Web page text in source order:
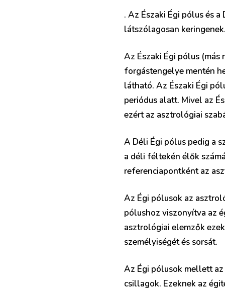
. Az Északi Égi pólus és
látszólagosan
Az Északi Égi pólus
forgástengelye mentén
látható. Az Északi Égi
periódus alatt. Mivel az
ezért az asztrológiai
A Déli Égi pólus pedig a
a déli féltekén élők
referenciapontként az
Az Égi pólusok az
pólushoz viszonyítva az
asztrológiai elemzők
személyiségét és sorsát.
Az Égi pólusok mellett
csillagok. Ezeknek az